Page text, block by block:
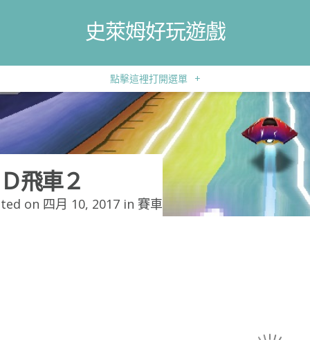
史萊姆好玩遊戲
點擊這裡打開選單 +
飛車２
on 四月 10, 2017 in 賽車